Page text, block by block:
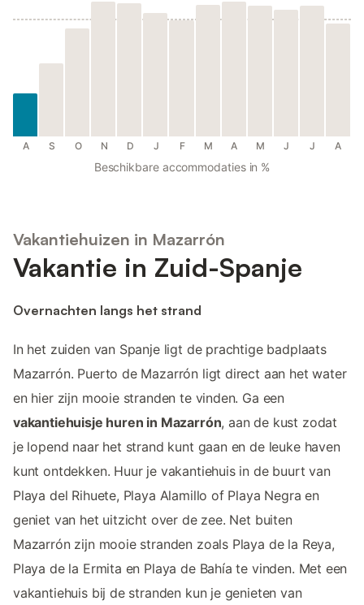
A S O N D J F M A M J J A
Beschikbare accommodaties in %
Vakantiehuizen in Mazarrón
Vakantie in Zuid-Spanje
Overnachten langs het strand
In het zuiden van Spanje ligt de prachtige badplaats
Mazarrón. Puerto de Mazarrón ligt direct aan het water
en hier zijn mooie stranden te vinden. Ga een
vakantiehuisje huren in Mazarrón, aan de kust zodat
je lopend naar het strand kunt gaan en de leuke haven
kunt ontdekken. Huur je vakantiehuis in de buurt van
Playa del Rihuete, Playa Alamillo of Playa Negra en
geniet van het uitzicht over de zee. Net buiten
Mazarrón zijn mooie stranden zoals Playa de la Reya,
Playa de la Ermita en Playa de Bahía te vinden. Met een
vakantiehuis bij de stranden kun je genieten van